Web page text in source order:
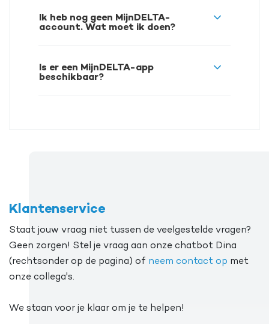
Ik heb nog geen MijnDELTA-
account. Wat moet ik doen?
Is er een MijnDELTA-app
beschikbaar?
Klantenservice
Staat jouw vraag niet tussen de veelgestelde vragen?
Geen zorgen! Stel je vraag aan onze chatbot Dina
(rechtsonder op de pagina) of neem contact op met
onze collega's.
We staan voor je klaar om je te helpen!